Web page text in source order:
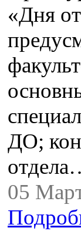
«Дня
ДО;
05